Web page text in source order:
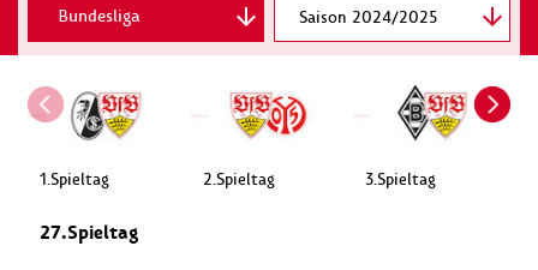
Saison 2024/2025
Bundesliga
DFB-Pokal
Supercup
1.Spieltag
2.Spieltag 3.Spieltag
27.Spieltag